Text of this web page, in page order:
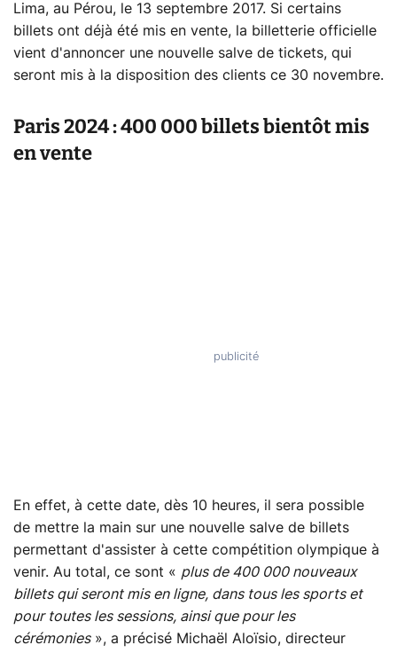
Lima, au Pérou, le 13 septembre 2017. Si certains
billets ont déjà été mis en vente, la billetterie officielle
vient d'annoncer une nouvelle salve de tickets, qui
seront mis à la disposition des clients ce 30 novembre.
Paris 2024 : 400 000 billets bientôt mis
en vente
En effet, à cette date, dès 10 heures, il sera possible
de mettre la main sur une nouvelle salve de billets
permettant d'assister à cette compétition olympique à
venir. Au total, ce sont « plus de 400 000 nouveaux
billets qui seront mis en ligne, dans tous les sports et
pour toutes les sessions, ainsi que pour les
cérémonies», a précisé Michaël Aloïsio, directeur